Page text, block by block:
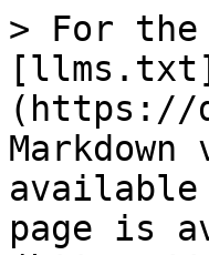
> For the
[llms.txt]
(https://
available
page is